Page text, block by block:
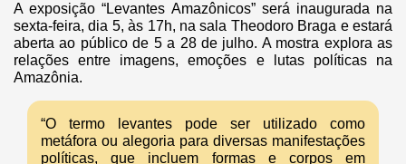
A exposição “Levantes Amazônicos” será inaugurada na
sexta-feira, dia 5, às 17h, na sala Theodoro Braga e estará
aberta ao público de 5 a 28 de julho. A mostra explora as
relações entre imagens, emoções e lutas políticas na
Amazônia.
“O termo levantes pode ser utilizado como
metáfora ou alegoria para diversas manifestações
políticas, que incluem formas e corpos em